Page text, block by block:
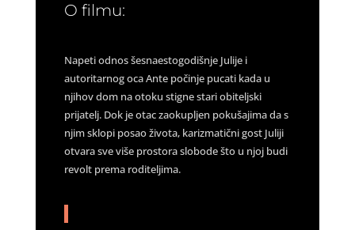
O filmu:
Napeti odnos šesnaestogodišnje Julije i
autoritarnog oca Ante počinje pucati kada u
njihov dom na otoku stigne stari obiteljski
prijatelj. Dok je otac zaokupljen pokušajima da s
njim sklopi posao života, karizmatični gost Juliji
otvara sve više prostora slobode što u njoj budi
revolt prema roditeljima.